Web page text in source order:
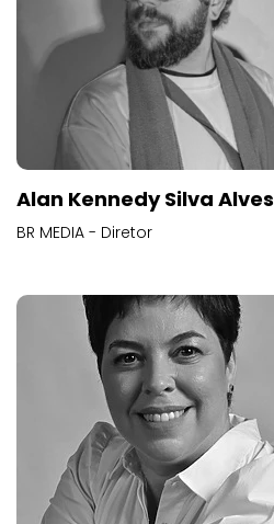
Alan Kennedy Silva Alves
BR MEDIA - Diretor